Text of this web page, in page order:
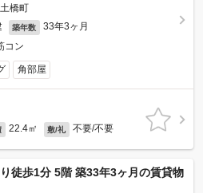
橋町
築年数 33年3ヶ月
コン
角部屋
22.4㎡ 敷/礼 不要/不要
徒歩1分 5階 築33年3ヶ月の賃貸物